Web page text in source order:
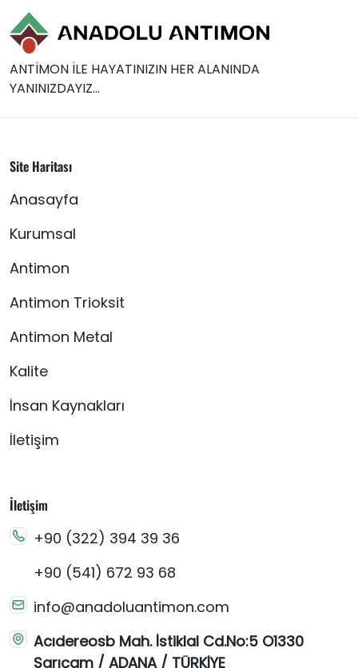
ANTİMON İLE HAYATINIZIN HER ALANINDA
YANINIZDAYIZ...
Site Haritası
Anasayfa
Kurumsal
Antimon
Antimon Trioksit
Antimon Metal
Kalite
İnsan Kaynakları
İletişim
İletişim
+90 (322) 394 39 36
+90 (541) 672 93 68
info@anadoluantimon.com
Acıdereosb Mah. İstiklal Cd.No:5 O1330
Sarıçam / ADANA / TÜRKİYE